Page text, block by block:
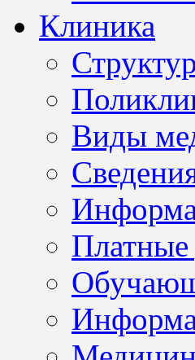
Клиника
Виды
Платные